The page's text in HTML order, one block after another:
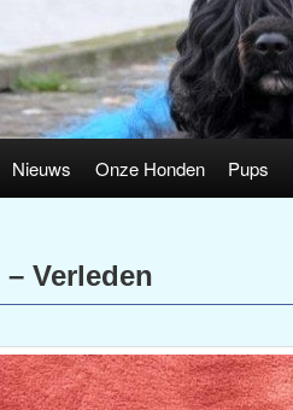
Nieuws Onze Honden Pups
Verleden